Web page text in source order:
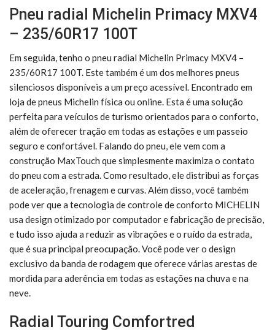
Pneu radial Michelin Primacy MXV4
– 235/60R17 100T
Em seguida, tenho o pneu radial Michelin Primacy MXV4 –
235/60R17 100T. Este também é um dos melhores pneus
silenciosos disponíveis a um preço acessível. Encontrado em
loja de pneus Michelin física ou online. Esta é uma solução
perfeita para veículos de turismo orientados para o conforto,
além de oferecer tração em todas as estações e um passeio
seguro e confortável. Falando do pneu, ele vem com a
construção MaxTouch que simplesmente maximiza o contato
do pneu com a estrada. Como resultado, ele distribui as forças
de aceleração, frenagem e curvas. Além disso, você também
pode ver que a tecnologia de controle de conforto MICHELIN
usa design otimizado por computador e fabricação de precisão,
e tudo isso ajuda a reduzir as vibrações e o ruído da estrada,
que é sua principal preocupação. Você pode ver o design
exclusivo da banda de rodagem que oferece várias arestas de
mordida para aderência em todas as estações na chuva e na
neve.
Radial Touring Comfortred